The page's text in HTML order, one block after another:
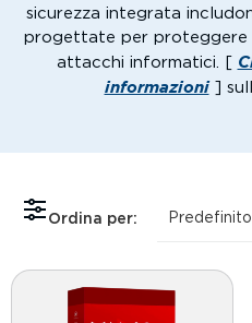
sicurezza integrata
progettate per proteggere
attacchi informatici. [
informazioni]
Ordina per: